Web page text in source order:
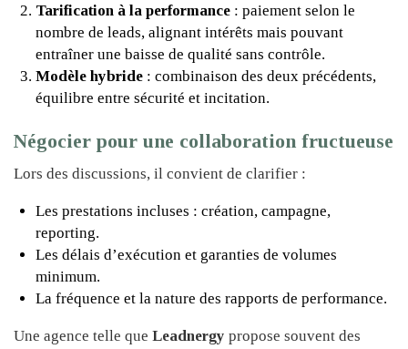
Tarification à la performance : paiement selon le
nombre de leads, alignant intérêts mais pouvant
entraîner une baisse de qualité sans contrôle.
Modèle hybride : combinaison des deux précédents,
équilibre entre sécurité et incitation.
Négocier pour une collaboration fructueuse
Lors des discussions, il convient de clarifier :
Les prestations incluses : création, campagne,
reporting.
Les délais d’exécution et garanties de volumes
minimum.
La fréquence et la nature des rapports de performance.
Une agence telle que Leadnergy propose souvent des